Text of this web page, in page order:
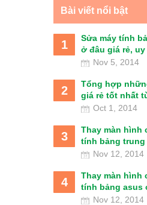
Bài viết nổi bật
1
Sửa máy tính
ở đâu giá rẻ, uy
Nov 5, 2014
2
Tổng hợp
giá rẻ tốt nhất
Oct 1, 2014
3
Thay màn hình
tính bảng trung
Nov 12, 2014
4
Thay màn hình
tính bảng asus
Nov 12, 2014